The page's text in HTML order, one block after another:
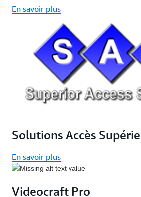
En savoir plus
Solutions Accès
En savoir plus
Videocraft Pro